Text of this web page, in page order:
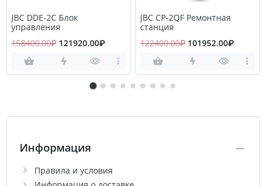
JBC DDE-2C Блок
управления
158400.00₽ 121920.00₽
JBC CP-2QF Ремонтная
станция
122400.00₽ 101952.00₽
Информация
Правила и условия